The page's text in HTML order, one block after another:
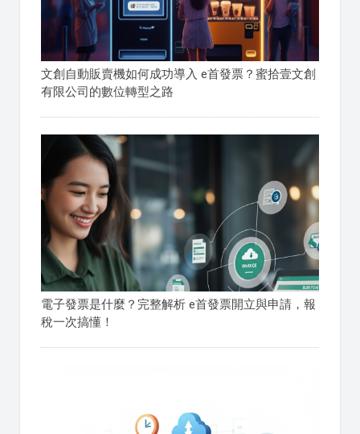
文創自動販賣機如何成功導入 e首發票？蜜拾壹文創
有限公司的數位轉型之路
電子發票是什麼？完整解析 e首發票開立與申請，報
稅一次搞懂！